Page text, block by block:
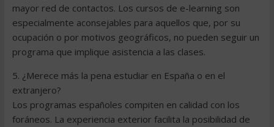
mayor red de contactos. Los cursos de e-learning son
especialmente aconsejables para aquellos que, por su
ocupación o por motivos geográficos, no pueden seguir un
programa que implique asistencia a las clases.
5. ¿Merece más la pena estudiar en España o en el
extranjero?
Los programas españoles compiten en calidad con los
foráneos. La experiencia exterior facilita la posibilidad de